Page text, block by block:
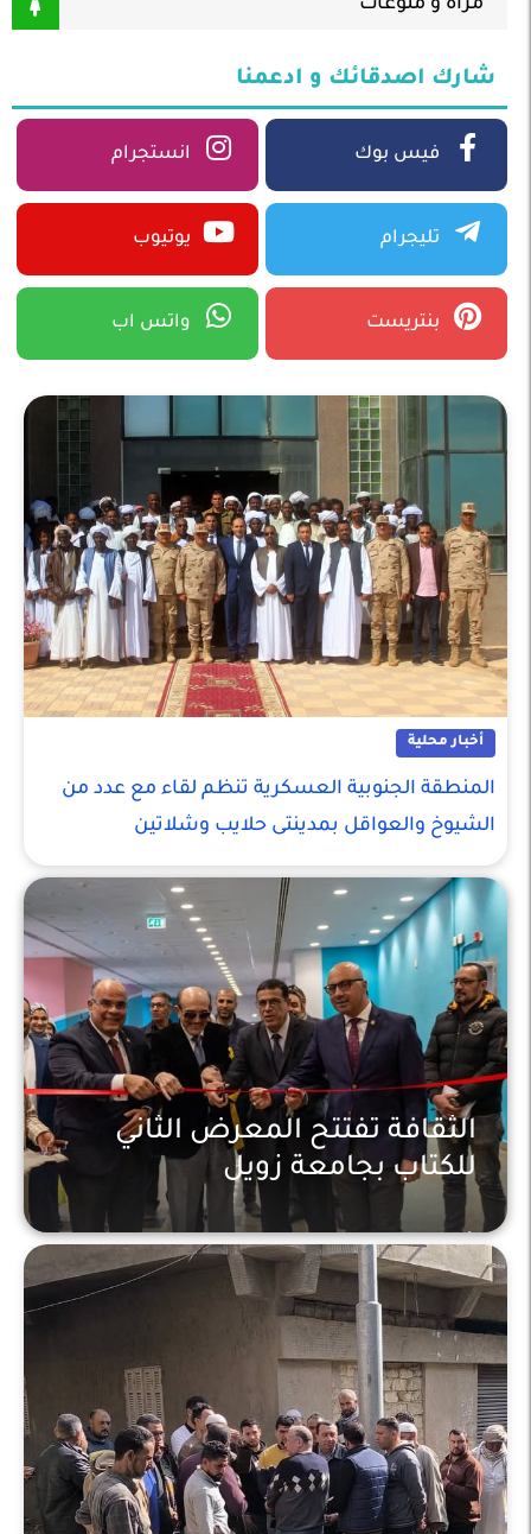
مرأة و منوعات
شارك اصدقائك و ادعمنا
فيس بوك انستجرام
تليجرام يوتيوب
بنتريست واتس اب
أخبار محلية
المنطقة الجنوبية العسكرية تنظم لقاء مع عدد من
الشيوخ والعواقل بمدينتى حلايب وشلاتين
أخبار محلية
الثقافة تفتتح المعرض الثاني
للكتاب بجامعة زويل